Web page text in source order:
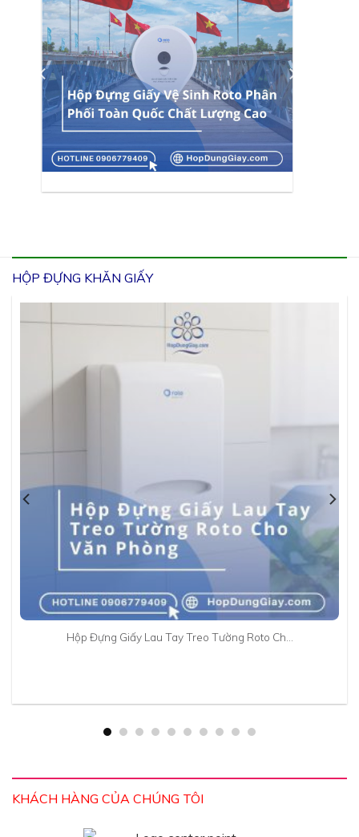
HỘP ĐỰNG KHĂN GIẤY
Hộp Đựng Giấy Lau Tay Treo Tường Roto Ch…
KHÁCH HÀNG CỦA CHÚNG TÔI